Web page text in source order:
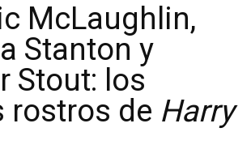
McLaughlin,
Stanton y
Stout: los
rostros de Harry